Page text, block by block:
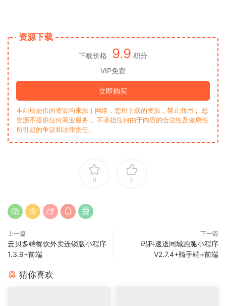
资源下载
下载价格 9.9 积分
VIP免费
立即购买
本站所提供的资源均来源于网络，您所下载的资源，禁止商用； 愁
资源不提供任何商业服务， 不承担任何由于内容的合法性及健康性
所引起的争议和法律责任。
0 0
上一篇
云贝多端餐饮外卖连锁版小程序
1.3.9+前端
下一篇
码科速送同城跑腿小程序
V2.7.4+骑手端+前端
猜你喜欢